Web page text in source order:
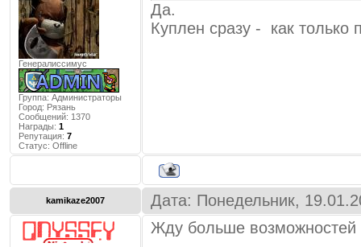
Генералиссимус
Группа: Администраторы
Город: Рязань
Сообщений: 1370
Награды: 1
Репутация: 7
Статус: Offline
Да.
Куплен сразу - как только
kamikaze2007 Дата: Понедельник,
Жду больше возможностей